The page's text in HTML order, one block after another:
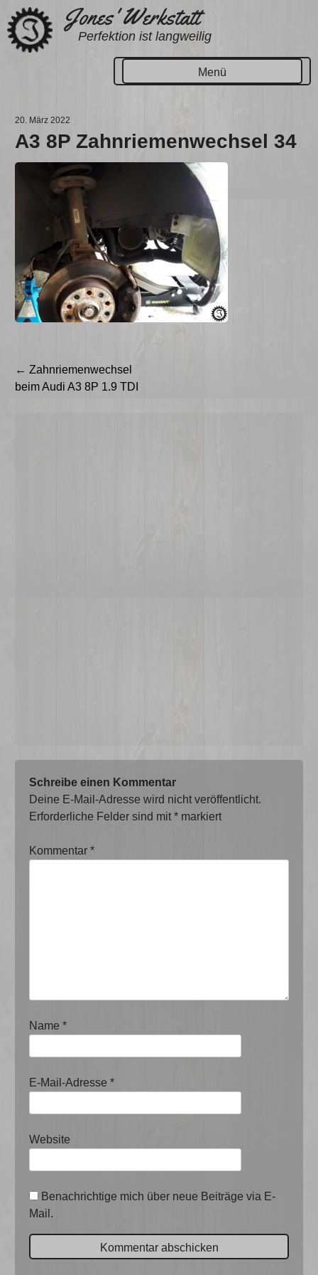
Zum
Inhalt
springen
Jones' Werkstatt
Perfektion ist langweilig
Menü
20. März 2022
A3 8P Zahnriemenwechsel 34
Beitragsnavigation
← Zahnriemenwechsel
beim Audi A3 8P 1.9 TDI
Schreibe einen Kommentar
Deine E-Mail-Adresse wird nicht veröffentlicht.
Erforderliche Felder sind mit* markiert
Kommentar*
Name*
E-Mail-Adresse*
Website
Benachrichtige mich über neue Beiträge via E-
Mail.